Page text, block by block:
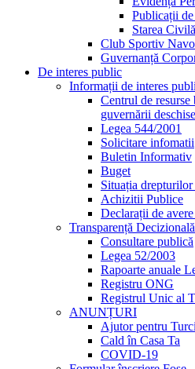
Publicații de
Starea Civilă
Club Sportiv
Guvernanță
De interes public
Informații de interes
Centrul de
guvernării deschise
Legea 544/2001
Solicitare infomatii
Buletin Informativ
Buget
Situația drepturilor
Achizitii Publice
Declarații de
Transparență Decizională
Consultare publică
Legea 52/2003
Rapoarte anuale
Registru ONG
Registrul Unic al
ANUNȚURI
Ajutor pentru
Cald în Casa Ta
COVID-19